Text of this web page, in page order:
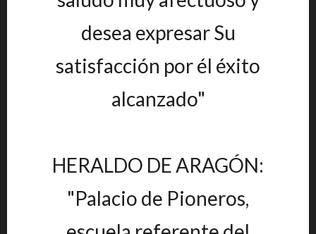
desea expresar Su
satisfacción por él éxito
alcanzado"
HERALDO DE ARAGÓN:
"Palacio de Pioneros,